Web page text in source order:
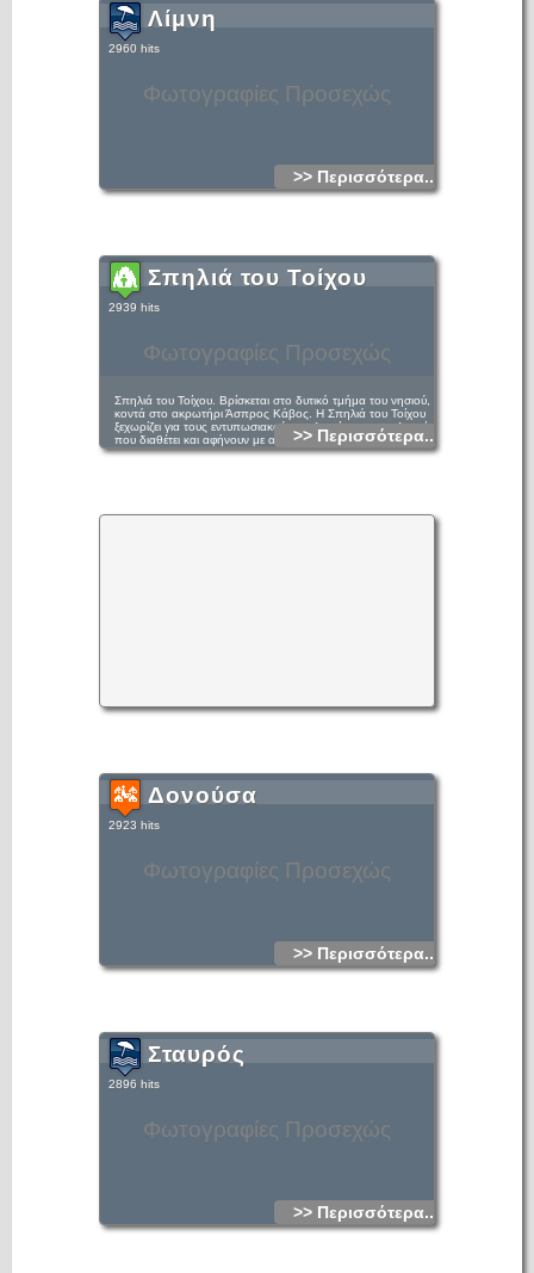
Φωτογραφίες Προσεχώς
Λίμνη
2960 hits
>> Περισσότερα...
Φωτογραφίες Προσεχώς
Σπηλιά του Τοίχου
2939 hits
Σπηλιά του Τοίχου. Βρίσκεται στο δυτικό τμήμα του νησιού,
κοντά στο ακρωτήρι Άσπρος Κάβος. Η Σπηλιά του Τοίχου
ξεχωρίζει για τους εντυπωσιακούς σταλακτίτες και σταλαγμίτες
που διαθέτει και αφήνουν με ανοιχτό το στόμα τους
επισκέπτες. Αξίζει να βουτήξετε στα γαλανά νερά της σπηλιάς
>> Περισσότερα...
Φωτογραφίες Προσεχώς
Δονούσα
2923 hits
>> Περισσότερα...
Φωτογραφίες Προσεχώς
Σταυρός
2896 hits
>> Περισσότερα...